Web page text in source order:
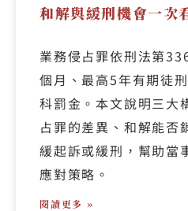
和解與緩刑機會一次
業務侵占罪依刑法第
個月、最高5年有期徒
科罰金。本文說明三大
占罪的差異、和解能否
緩起訴或緩刑，幫助當
應對策略。
閱讀更多 »